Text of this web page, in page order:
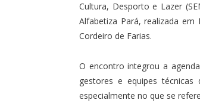
Cultura, Desporto e Lazer
Alfabetiza Pará, realizada em
Cordeiro de Farias.
O encontro integrou a
gestores e equipes técnicas
especialmente no que se